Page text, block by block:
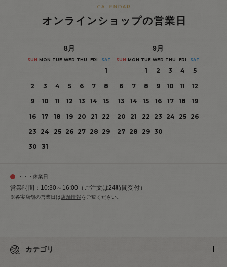
オンラインショップの営業日
8月
SUN MON TUE WED THU FRI SAT
1
2
3 4 5 6 7
8
9
10 11 12 13 14
15
16
17 18 19 20 21
22
23
24 25 26 27 28 29
30
31
9月
SUN MON TUE WED THU FRI SAT
1 2 3 4
5
6
7 8 9 10 11
12
13
14 15 16 17 18
19
20
21 22 23 24 25
26
27 28 29 30
・・・休業日
営業時間：10:30～16:00（ご注文は24時間受付）
※各実店舗の営業日は 店舗情報をご覧ください。
カテゴリ